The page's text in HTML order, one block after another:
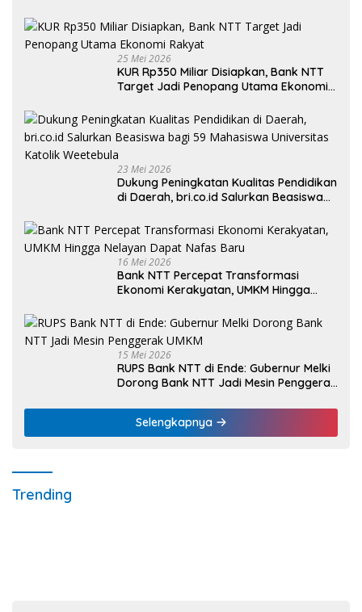
25 Mei 2026
KUR Rp350 Miliar Disiapkan, Bank NTT
Target Jadi Penopang Utama Ekonomi
23 Mei 2026
Dukung Peningkatan Kualitas Pendidikan
di Daerah, bri.co.id Salurkan Beasiswa
Weetebula
16 Mei 2026
Bank NTT Percepat Transformasi
Ekonomi Kerakyatan, UMKM Hingga
15 Mei 2026
RUPS Bank NTT di Ende: Gubernur Melki
Dorong Bank NTT Jadi Mesin Penggerak
Selengkapnya
Trending